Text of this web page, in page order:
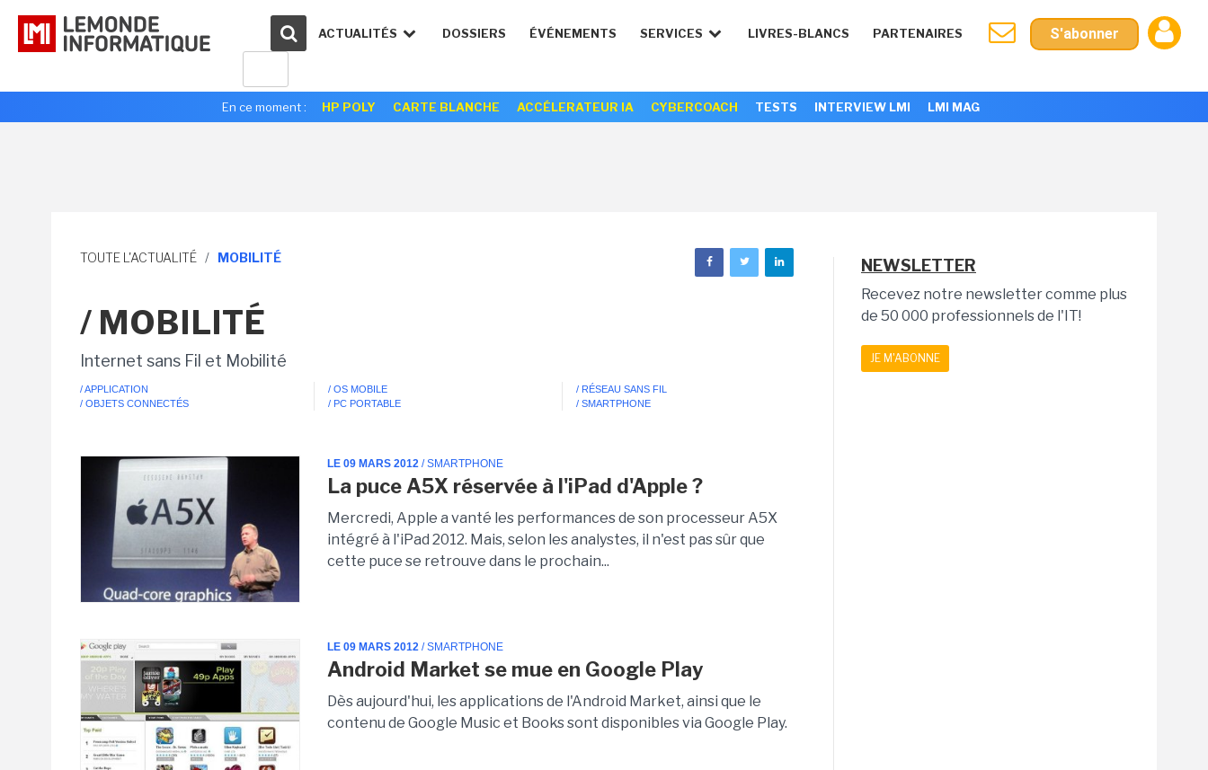
ACTUALITÉS DOSSIERS ÉVÉNEMENTS SERVICES LIVRES-BLANCS PARTENAIRES S'abonner
En ce moment : HP POLY CARTE BLANCHE ACCÉLERATEUR IA CYBERCOACH TESTS INTERVIEW LMI LMI MAG
TOUTE L'ACTUALITÉ / MOBILITÉ
/ MOBILITÉ
Internet sans Fil et Mobilité
/ APPLICATION
/ OBJETS CONNECTÉS
/ OS MOBILE
/ PC PORTABLE
/ RÉSEAU SANS FIL
/ SMARTPHONE
LE 09 MARS 2012 / SMARTPHONE
La puce A5X réservée à l'iPad d'Apple ?
Mercredi, Apple a vanté les performances de son processeur A5X
intégré à l'iPad 2012. Mais, selon les analystes, il n'est pas sûr que
cette puce se retrouve dans le prochain...
LE 09 MARS 2012 / SMARTPHONE
Android Market se mue en Google Play
Dès aujourd'hui, les applications de l'Android Market, ainsi que le
contenu de Google Music et Books sont disponibles via Google Play.
NEWSLETTER
Recevez notre newsletter comme plus
de 50 000 professionnels de l'IT!
JE M'ABONNE